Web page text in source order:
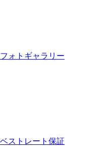
フォトギャラリー
ベストレート保証